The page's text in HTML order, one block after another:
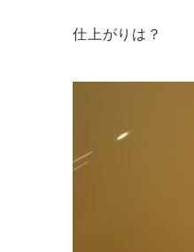
仕上がりは？